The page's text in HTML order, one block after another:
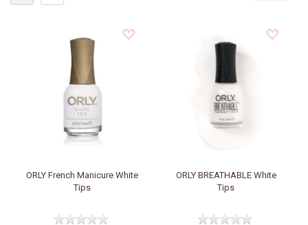
ORLY French Manicure White
Tips
ORLYBREATHABLE White
Tips